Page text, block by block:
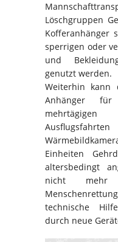
Löschgruppen
Kofferanhänger
sperrigen oder
und
genutzt werden.
Weiterhin kann
Anhänger
Einheiten
altersbedingt
nicht
technische
durch neue